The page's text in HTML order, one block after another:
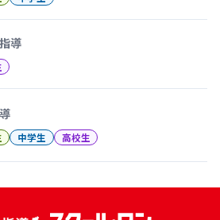
導
中学生 高校生